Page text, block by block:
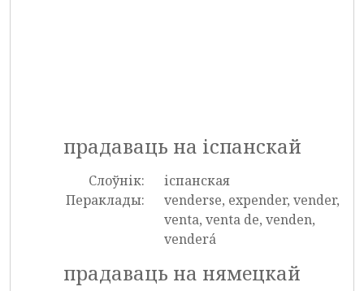
прадаваць на іспанскай
Слоўнік:
іспанская
Пераклады:
venderse, expender, vender,
venta, venta de, venden,
venderá
прадаваць на нямецкай